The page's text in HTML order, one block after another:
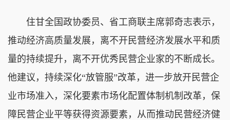
住甘全国政协委员、省工商联主席郭奇志表示，
推动经济高质量发展，离不开民营经济发展水平和质
量的持续提升，离不开优秀民营企业家的不断成长。
他建议，持续深化“放管服”改革，进一步放开民营企
业市场准入，深化要素市场化配置体制机制改革，保
障民营企业平等获得资源要素，从而推动民营经济健